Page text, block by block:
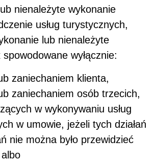
nienależyte wykonanie
usług turystycznych,
lub nienależyte
wyłącznie:
zaniechaniem klienta,
zaniechaniem osób trzecich,
w wykonywaniu usług
w umowie, jeżeli tych działań
nie można było przewidzieć